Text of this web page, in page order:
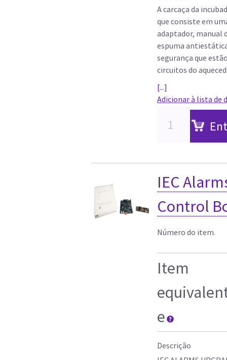
A carcaça da
que consiste em
adaptador, manual
espuma
segurança que
circuitos do
[...]
Adicionar à lista de
IEC
Control
Número do item.
Item
e
Descrição